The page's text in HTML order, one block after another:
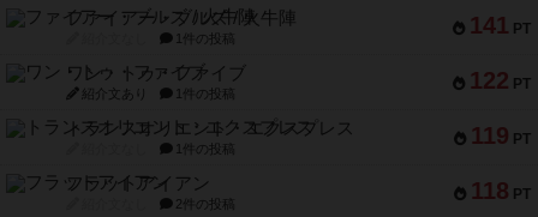
141 PT
ファイアー・ブルズ / 火牛陣
1件の投稿
122 PT
ワン・トゥ・ファイブ
紹介文あり 1件の投稿
119 PT
トランスオリエント・エクスプレス
1件の投稿
118 PT
フラットアイアン
2件の投稿